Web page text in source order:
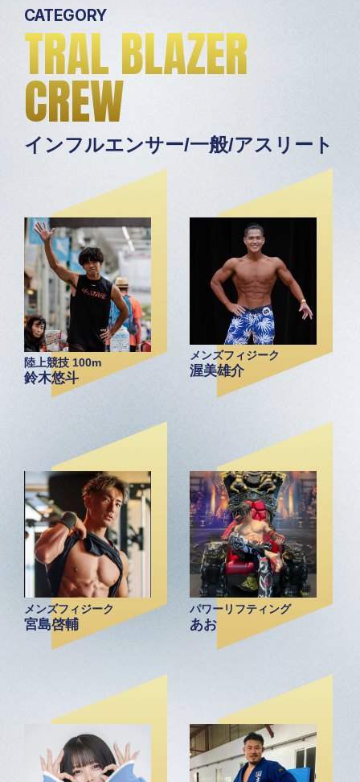
CATEGORY
TRAL BLAZER
CREW
インフルエンサー/一般/アスリート
陸上競技 100m
鈴木悠斗
メンズフィジーク
渥美雄介
メンズフィジーク
宮島啓輔
パワーリフティング
あお